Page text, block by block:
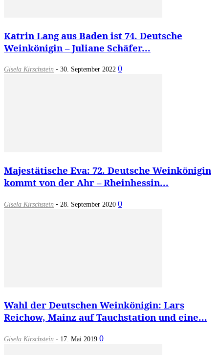
Katrin Lang aus Baden ist 74. Deutsche
Weinkönigin – Juliane Schäfer...
Gisela Kirschstein - 30. September 2022 0
Majestätische Eva: 72. Deutsche Weinkönigin
kommt von der Ahr – Rheinhessin...
Gisela Kirschstein - 28. September 2020 0
Wahl der Deutschen Weinkönigin: Lars
Reichow, Mainz auf Tauchstation und eine...
Gisela Kirschstein - 17. Mai 2019 0